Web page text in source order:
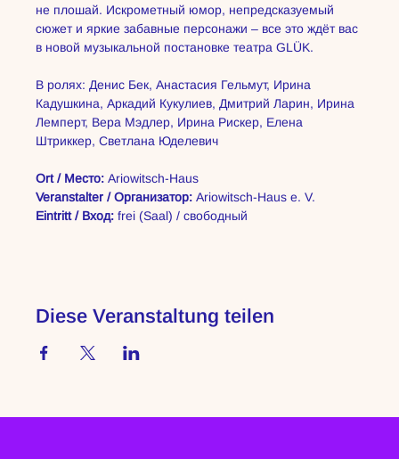
не плошай. Искрометный юмор, непредсказуемый
сюжет и яркие забавные персонажи – все это ждёт вас
в новой музыкальной постановке театра GLÜK.
В ролях: Денис Бек, Анастасия Гельмут, Ирина
Кадушкина, Аркадий Кукулиев, Дмитрий Ларин, Ирина
Лемперт, Вера Мэдлер, Ирина Рискер, Елена
Штриккер, Светлана Юделевич
Ort / Место: Ariowitsch‑Haus
Veranstalter / Организатор: Ariowitsch‑Haus e. V.
Eintritt / Вход: frei (Saal) / свободный
Diese Veranstaltung teilen